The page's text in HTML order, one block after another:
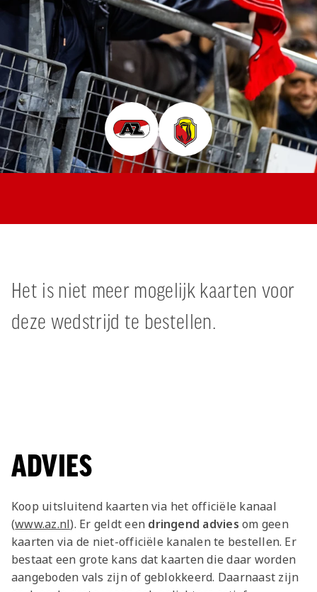
Jong AZ
Seizoenkaart
Het is niet meer mogelijk kaarten voor
deze wedstrijd te bestellen.
ADVIES
Koop uitsluitend kaarten via het officiële kanaal
(www.az.nl). Er geldt een dringend advies om geen
kaarten via de niet-officiële kanalen te bestellen. Er
bestaat een grote kans dat kaarten die daar worden
aangeboden vals zijn of geblokkeerd. Daarnaast zijn